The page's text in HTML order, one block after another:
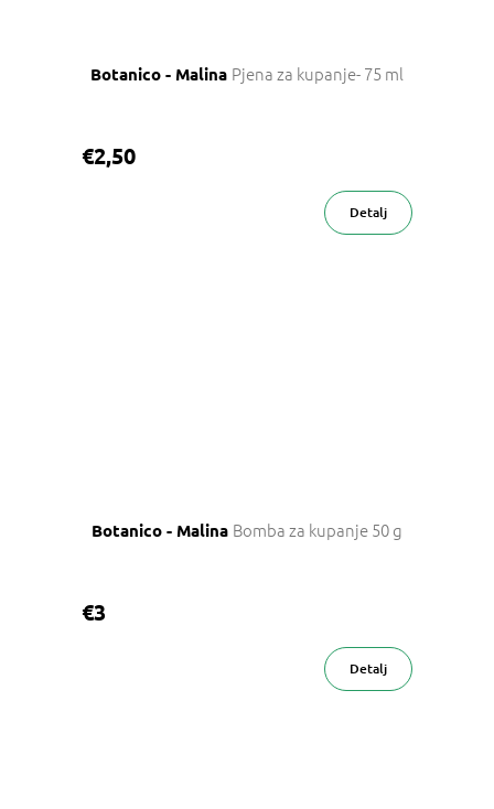
Botanico - Malina Pjena za kupanje- 75 ml
€2,50
Detalj
Botanico - Malina Bomba za kupanje 50 g
€3
Detalj